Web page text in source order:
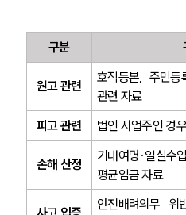
구분
원고 관련
호적등본, 주민
관련 자료
피고 관련
법인 사업주인 경
손해 산정
기대여명·일실수
평균임금 자료
안전배려의무 위